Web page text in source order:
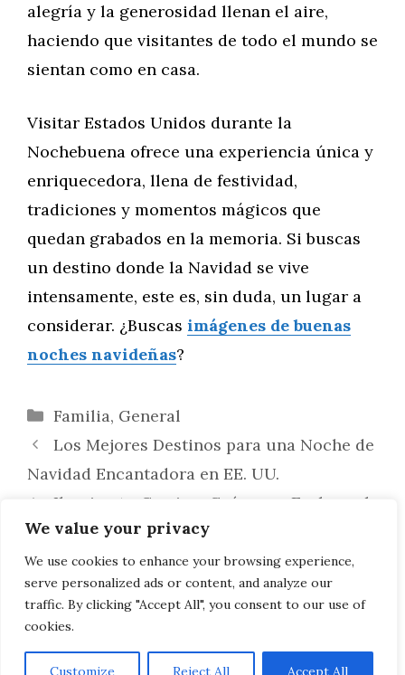
We value your privacy
We use cookies to enhance your browsing experience,
serve personalized ads or content, and analyze our
traffic. By clicking "Accept All", you consent to our use of
cookies.
Customize Reject All Accept All
alegría y la generosidad llenan el aire,
haciendo que visitantes de todo el mundo se
sientan como en casa.
Visitar Estados Unidos durante la
Nochebuena ofrece una experiencia única y
enriquecedora, llena de festividad,
tradiciones y momentos mágicos que
quedan grabados en la memoria. Si buscas
un destino donde la Navidad se vive
intensamente, este es, sin duda, un lugar a
considerar. ¿Buscas imágenes de buenas
noches navideñas?
Categorías
Familia, General
Los Mejores Destinos para una Noche de
Navidad Encantadora en EE. UU.
Ilumina tu Camino: Guía para Evaluar el
Estado de los Sistemas de Iluminación y
Señalización de un Coche de Segunda Mano
en Valencia